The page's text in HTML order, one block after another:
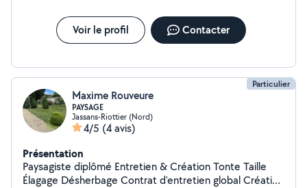
Voir le profil Contacter
Particulier
Maxime Rouveure
PAYSAGE
Jassans-Riottier (Nord)
4/5 (4 avis)
Présentation
Paysagiste diplômé Entretien & Création Tonte Taille
Élagage Désherbage Contrat d'entretien global Création